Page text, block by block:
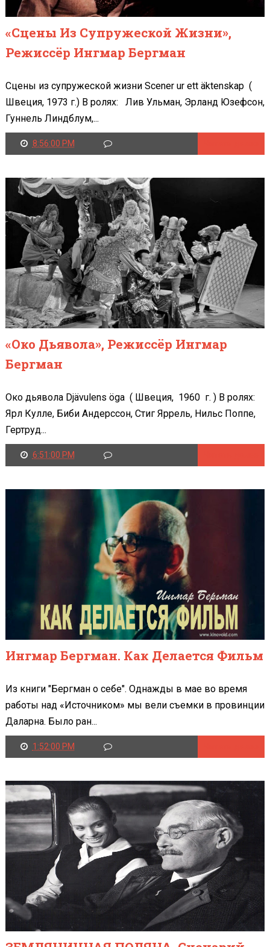
«Сцены Из Супружеской Жизни»,
Режиссёр Ингмар Бергман
Сцены из супружеской жизни Scener ur ett äktenskap (
Швеция, 1973 г.) В ролях: Лив Ульман, Эрланд Юзефсон,
Гуннель Линдблум,...
8:56:00 PM
«Око Дьявола», Режиссёр Ингмар
Бергман
Око дьявола Djävulens öga ( Швеция, 1960 г. ) В ролях:
Ярл Кулле, Биби Андерссон, Стиг Яррель, Нильс Поппе,
Гертруд...
6:51:00 PM
Ингмар Бергман. Как Делается Фильм
Из книги "Бергман о себе". Однажды в мае во время
работы над «Источником» мы вели съемки в провинции
Даларна. Было ран...
1:52:00 PM